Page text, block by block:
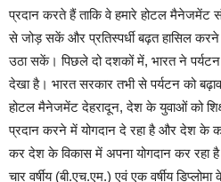
प्रदान करते हैं ताकि वे हमारे होटल मैनेजमेंट
से जोड़ सकें और प्रतिस्पर्धी बढ़त हासिल
उठा सकें। पिछले दो दशकों में, भारत ने पर्यटन
देखा है। भारत सरकार तभी से पर्यटन को
होटल मैनेजमेंट देहरादून, देश के युवाओं को
प्रदान करने में योगदान दे रहा है और देश के
कर देश के विकास में अपना योगदान कर रहा
चार वर्षीय (बी.एच.एम.) एवं एक वर्षीय